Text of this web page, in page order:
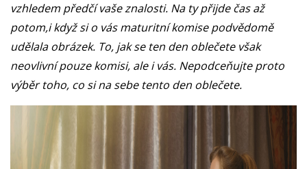
vzhledem předčí vaše znalosti. Na ty přijde čas až
potom,i když si o vás maturitní komise podvědomě
udělala obrázek. To, jak se ten den oblečete však
neovlivní pouze komisi, ale i vás. Nepodceňujte proto
výběr toho, co si na sebe tento den oblečete.